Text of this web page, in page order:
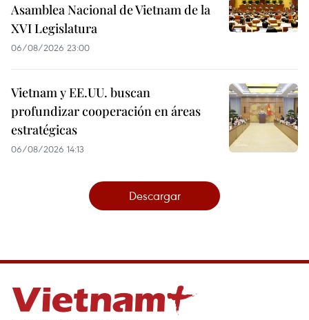
Asamblea Nacional de Vietnam de la
XVI Legislatura
06/08/2026 23:00
Vietnam y EE.UU. buscan
profundizar cooperación en áreas
estratégicas
06/08/2026 14:13
Descargar